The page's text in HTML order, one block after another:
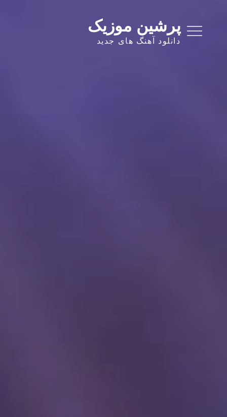
content
پرشین موزیک
دانلود آهنگ های جدید